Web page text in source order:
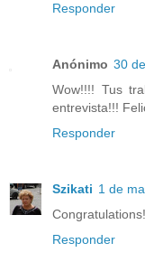
Responder
Anónimo 30
Wow!!!! Tus
entrevista!!!
Responder
Szikati 1 de
Responder